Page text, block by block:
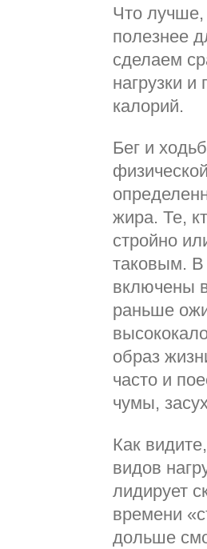
Что лучше,
полезнее
сделаем
нагрузки
калорий.
Бег и
жира. Те,
стройно
таковым. В
включены
раньше
образ
часто и
чумы,
Как
видов
лидирует
времени
дольше